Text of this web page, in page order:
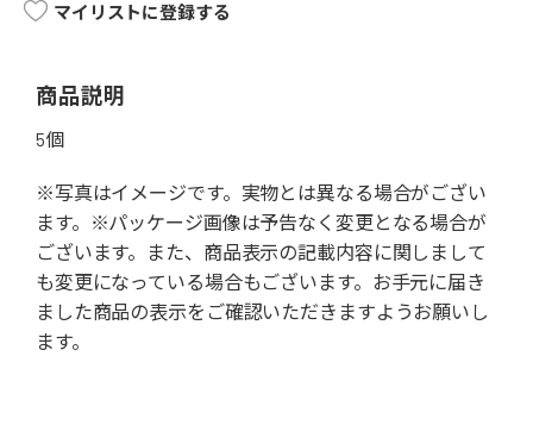
マイリストに登録する
商品説明
5個
※写真はイメージです。実物とは異なる場合がござい
ます。※パッケージ画像は予告なく変更となる場合が
ございます。また、商品表示の記載内容に関しまして
も変更になっている場合もございます。お手元に届き
ました商品の表示をご確認いただきますようお願いし
ます。